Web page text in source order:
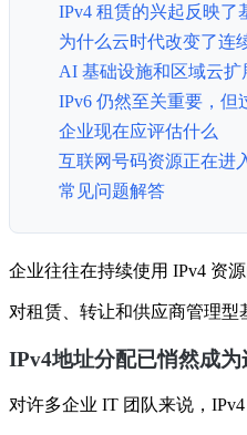
IPv4 租赁的兴起反映了
为什么云时代改变了连
AI 基础设施和区域云扩
IPv6 仍然至关重要，但
企业现在应评估什么
互联网号码资源正在进
常见问题解答
企业往往在持续使用 IPv4 资
对租赁、转让和供应商管理
IPv4地址分配已悄然成
对许多企业 IT 团队来说，